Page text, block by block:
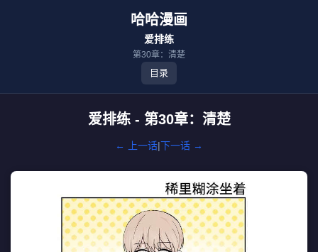
哈哈漫画
爱排练
第30章：清楚
目录
爱排练 - 第30章：清楚
← 上一话|下一话 →